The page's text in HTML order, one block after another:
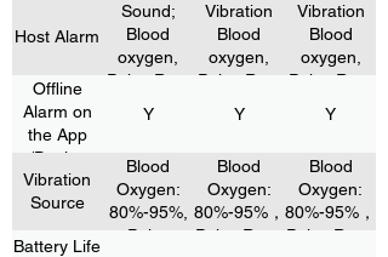
Host Alarm
Sound;
Blood
oxygen,
Pulse Rate
Vibration
Blood
oxygen,
Pulse Rate
Vibration
Blood
oxygen,
Pulse Rate
Offline
Alarm on
the App
/Device
Y Y Y
Vibration
Source
Blood
Oxygen:
80%-95%,
Pulse
Blood
Oxygen:
80%-95%，
Pulse Rate:
Blood
Oxygen:
80%-95%，
Pulse Rate:
Battery Life